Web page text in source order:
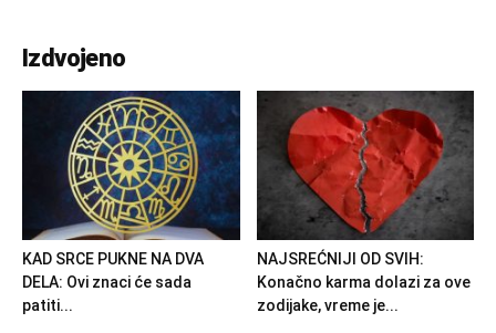
Izdvojeno
KAD SRCE PUKNE NA DVA
DELA: Ovi znaci će sada
patiti...
NAJSREĆNIJI OD SVIH:
Konačno karma dolazi za ove
zodijake, vreme je...